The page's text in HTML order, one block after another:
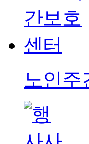
노인주